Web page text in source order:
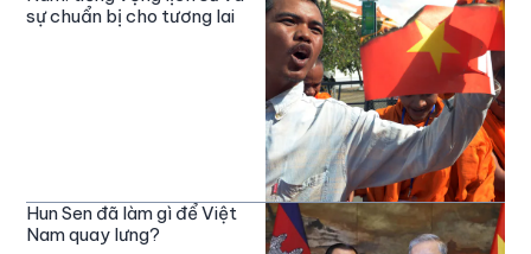
sự chuẩn bị cho tương lai
Hun Sen đã làm gì để Việt
Nam quay lưng?